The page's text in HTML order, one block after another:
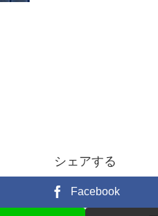
シェアする
Facebook